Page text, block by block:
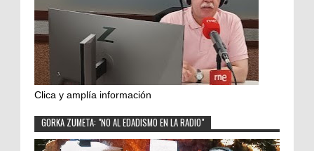
Clica y amplía información
GORKA ZUMETA: "NO AL EDADISMO EN LA RADIO"